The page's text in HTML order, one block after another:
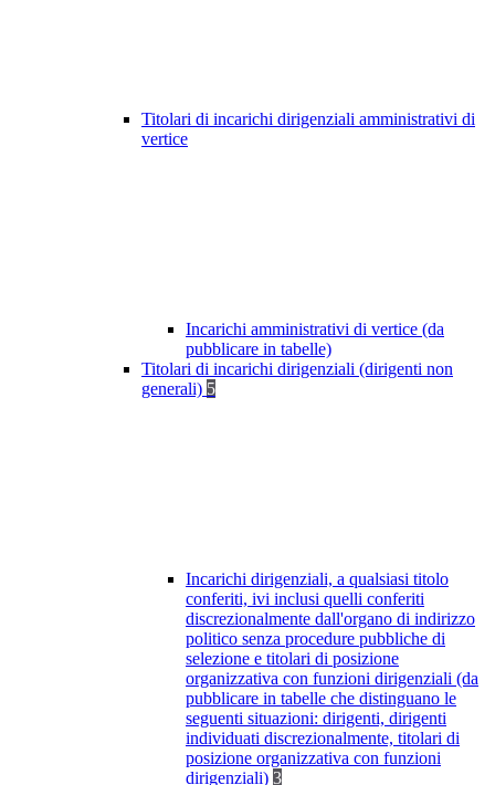
Titolari di incarichi dirigenziali amministrativi di
vertice
Incarichi amministrativi di vertice (da
pubblicare in tabelle)
Titolari di incarichi dirigenziali (dirigenti non
generali) 5
Incarichi dirigenziali, a qualsiasi titolo
conferiti, ivi inclusi quelli conferiti
discrezionalmente dall'organo di indirizzo
politico senza procedure pubbliche di
selezione e titolari di posizione
organizzativa con funzioni dirigenziali (da
pubblicare in tabelle che distinguano le
seguenti situazioni: dirigenti, dirigenti
individuati discrezionalmente, titolari di
posizione organizzativa con funzioni
dirigenziali) 3